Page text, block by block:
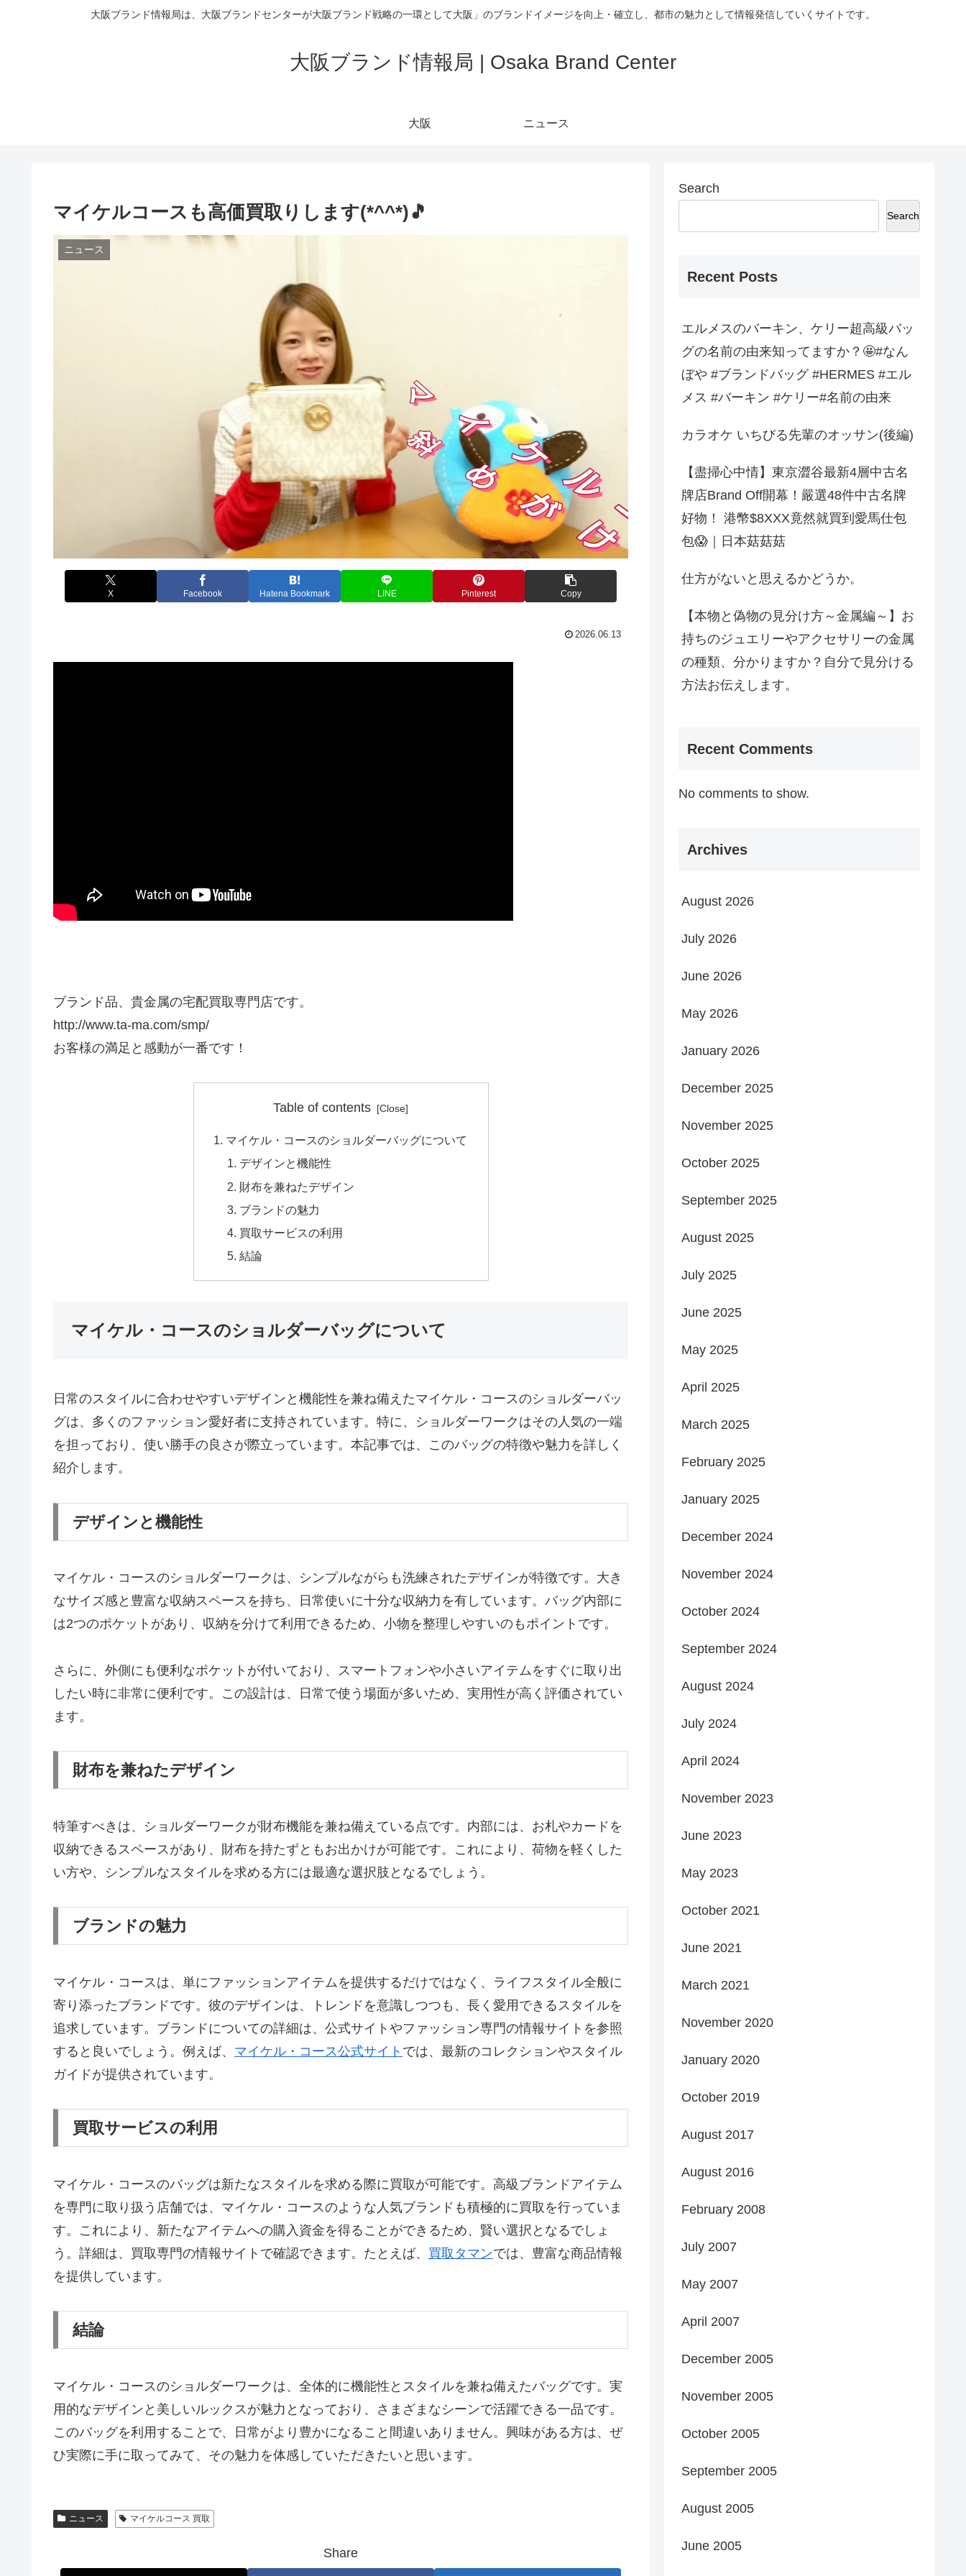
大阪ブランド情報局は、大阪ブランドセンターが大阪ブランド戦略の一環として大阪」のブランドイメージを向上・確立し、都市の魅力として情報発信していくサイトです。
大阪ブランド情報局 | Osaka Brand Center
大阪 ニュース
マイケルコースも高価買取りします(*^^*)🎵
ニュース
X Facebook Hatena Bookmark LINE Pinterest Copy
2026.06.13
ブランド品、貴金属の宅配買取専門店です。
http://www.ta-ma.com/smp/
お客様の満足と感動が一番です！
Table of contents
マイケル・コースのショルダーバッグについて
デザインと機能性
財布を兼ねたデザイン
ブランドの魅力
買取サービスの利用
結論
マイケル・コースのショルダーバッグについて
日常のスタイルに合わせやすいデザインと機能性を兼ね備えたマイケル・コースのショルダーバッ
グは、多くのファッション愛好者に支持されています。特に、ショルダーワークはその人気の一端
を担っており、使い勝手の良さが際立っています。本記事では、このバッグの特徴や魅力を詳しく
紹介します。
デザインと機能性
マイケル・コースのショルダーワークは、シンプルながらも洗練されたデザインが特徴です。大き
なサイズ感と豊富な収納スペースを持ち、日常使いに十分な収納力を有しています。バッグ内部に
は2つのポケットがあり、収納を分けて利用できるため、小物を整理しやすいのもポイントです。
さらに、外側にも便利なポケットが付いており、スマートフォンや小さいアイテムをすぐに取り出
したい時に非常に便利です。この設計は、日常で使う場面が多いため、実用性が高く評価されてい
ます。
財布を兼ねたデザイン
特筆すべきは、ショルダーワークが財布機能を兼ね備えている点です。内部には、お札やカードを
収納できるスペースがあり、財布を持たずともお出かけが可能です。これにより、荷物を軽くした
い方や、シンプルなスタイルを求める方には最適な選択肢となるでしょう。
ブランドの魅力
マイケル・コースは、単にファッションアイテムを提供するだけではなく、ライフスタイル全般に
寄り添ったブランドです。彼のデザインは、トレンドを意識しつつも、長く愛用できるスタイルを
追求しています。ブランドについての詳細は、公式サイトやファッション専門の情報サイトを参照
すると良いでしょう。例えば、 マイケル・コース公式サイト では、最新のコレクションやスタイル
ガイドが提供されています。
買取サービスの利用
マイケル・コースのバッグは新たなスタイルを求める際に買取が可能です。高級ブランドアイテム
を専門に取り扱う店舗では、マイケル・コースのような人気ブランドも積極的に買取を行っていま
す。これにより、新たなアイテムへの購入資金を得ることができるため、賢い選択となるでしょ
う。詳細は、買取専門の情報サイトで確認できます。たとえば、 買取タマンでは、豊富な商品情報
を提供しています。
結論
マイケル・コースのショルダーワークは、全体的に機能性とスタイルを兼ね備えたバッグです。実
用的なデザインと美しいルックスが魅力となっており、さまざまなシーンで活躍できる一品です。
このバッグを利用することで、日常がより豊かになること間違いありません。興味がある方は、ぜ
ひ実際に手に取ってみて、その魅力を体感していただきたいと思います。
ニュース マイケルコース 買取
Share
Search
Search
Recent Posts
エルメスのバーキン、ケリー超高級バッ
グの名前の由来知ってますか？🤩️#なん
ぼや #ブランドバッグ #HERMES #エル
メス #バーキン #ケリー#名前の由来
カラオケ いちびる先輩のオッサン(後編)
【盡掃心中情】東京澀谷最新4層中古名
牌店Brand Off開幕！嚴選48件中古名牌
好物！ 港幣$8XXX竟然就買到愛馬仕包
包😱｜日本菇菇菇
仕方がないと思えるかどうか。
【本物と偽物の見分け方～金属編～】お
持ちのジュエリーやアクセサリーの金属
の種類、分かりますか？自分で見分ける
方法お伝えします。
Recent Comments
No comments to show.
Archives
August 2026
July 2026
June 2026
May 2026
January 2026
December 2025
November 2025
October 2025
September 2025
August 2025
July 2025
June 2025
May 2025
April 2025
March 2025
February 2025
January 2025
December 2024
November 2024
October 2024
September 2024
August 2024
July 2024
April 2024
November 2023
June 2023
May 2023
October 2021
June 2021
March 2021
November 2020
January 2020
October 2019
August 2017
August 2016
February 2008
July 2007
May 2007
April 2007
December 2005
November 2005
October 2005
September 2005
August 2005
June 2005